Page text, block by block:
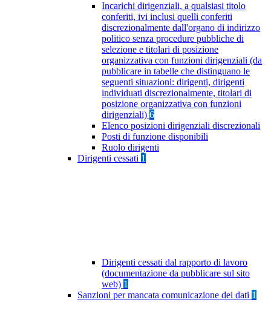
Incarichi dirigenziali, a qualsiasi titolo
conferiti, ivi inclusi quelli conferiti
discrezionalmente dall'organo di indirizzo
politico senza procedure pubbliche di
selezione e titolari di posizione
organizzativa con funzioni dirigenziali (da
pubblicare in tabelle che distinguano le
seguenti situazioni: dirigenti, dirigenti
individuati discrezionalmente, titolari di
posizione organizzativa con funzioni
dirigenziali) 6
Elenco posizioni dirigenziali discrezionali
Posti di funzione disponibili
Ruolo dirigenti
Dirigenti cessati 1
Dirigenti cessati dal rapporto di lavoro
(documentazione da pubblicare sul sito
web) 1
Sanzioni per mancata comunicazione dei dati 1